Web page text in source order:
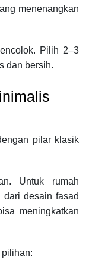
menenangkan
Pilih 2–3
dan bersih.
Untuk rumah
desain fasad
meningkatkan